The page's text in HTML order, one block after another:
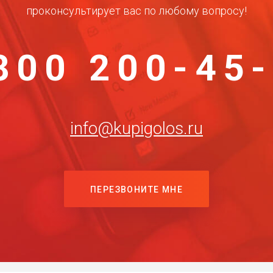
проконсультирует вас по любому вопросу!
200-
info@kupigolos.ru
ПЕРЕЗВОНИТЕ МНЕ